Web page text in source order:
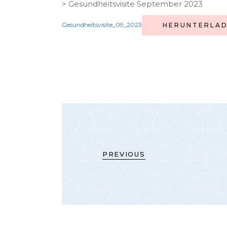
> Gesundheitsvisite September 2023
Gesundheitsvisite_09_2023
PREVIOUS